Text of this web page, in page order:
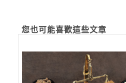
您也可能喜歡這些文章